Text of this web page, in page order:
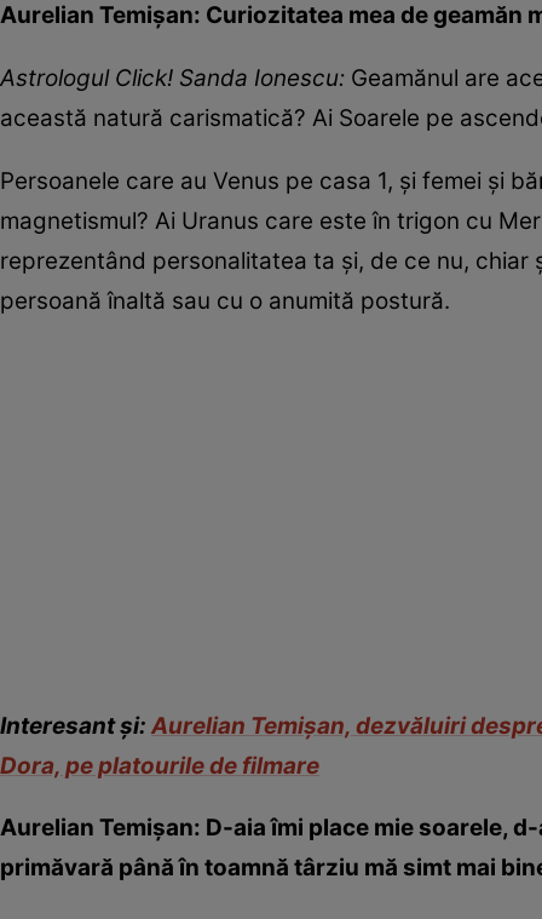
Aurelian Temișan: Curiozitatea mea de
Astrologul Click! Sanda Ionescu: Geamănul are
această natură carismatică? Ai Soarele pe
Persoanele care au Venus pe casa 1, și femei și
magnetismul? Ai Uranus care este în trigon cu
reprezentând personalitatea ta și, de ce nu,
persoană înaltă sau cu o anumită postură.
Interesant și: Aurelian Temișan, dezvăluiri
Dora, pe platourile de filmare
Aurelian Temișan: D-aia îmi place mie soarele,
primăvară până în toamnă târziu mă simt mai